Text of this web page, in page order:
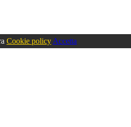
Cookie policy Accetta